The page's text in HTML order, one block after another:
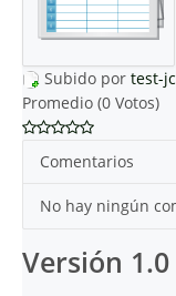
Subido por test-
Promedio (0 Votos)
Comentarios
No hay ningún
Versión 1.0